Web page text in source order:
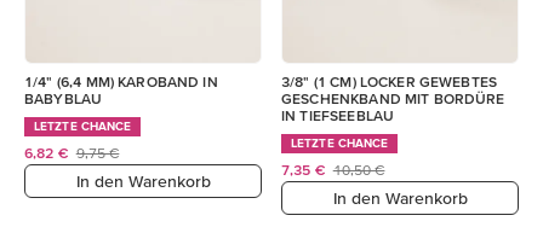
1/4" (6,4 MM) KAROBAND IN
BABYBLAU
LETZTE CHANCE
6,82 € 9,75 €
In den Warenkorb
3/8" (1 CM) LOCKER GEWEBTES
GESCHENKBAND MIT BORDÜRE
IN TIEFSEEBLAU
LETZTE CHANCE
7,35 € 10,50 €
In den Warenkorb